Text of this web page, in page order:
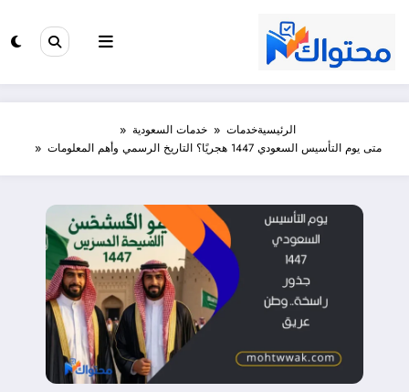
الرئيسيةخدمات
خدمات السعودية
متى يوم التأسيس السعودي 1447 هجريًا؟ التاريخ الرسمي وأهم المعلومات